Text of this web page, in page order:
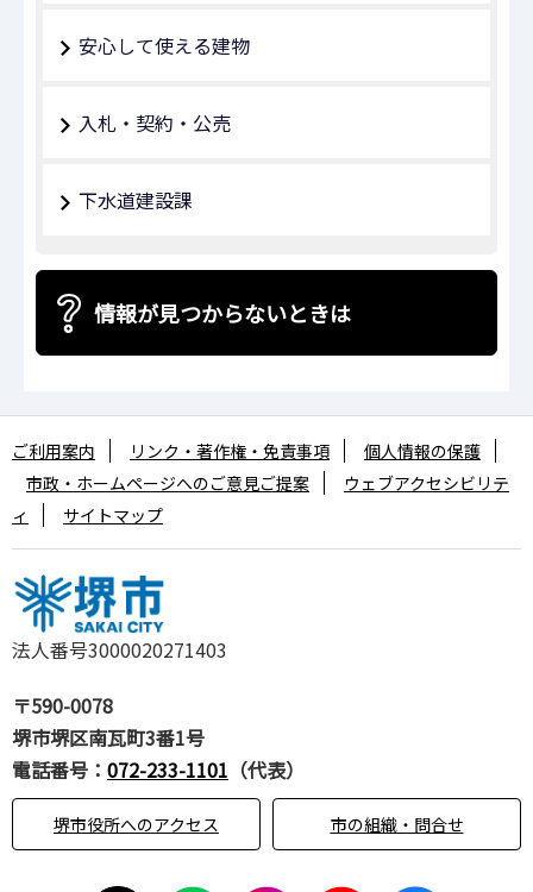
安心して使える建物
入札・契約・公売
下水道建設課
情報が見つからないときは
法人番号3000020271403
〒590-0078
堺市堺区南瓦町3番1号
電話番号： 072-233-1101 （代表）
堺市役所へのアクセス 市の組織・問合せ
ご利用案内 リンク・著作権・免責事項
個人情報の保護
市政・ホームページへのご意見ご提案
ウェブアクセシビリテ
ィ
サイトマップ